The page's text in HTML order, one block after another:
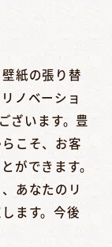
紙の張り替
ノベーショ
ざいます。豊
こそ、お客
ができます。
あなたのリ
ます。今後